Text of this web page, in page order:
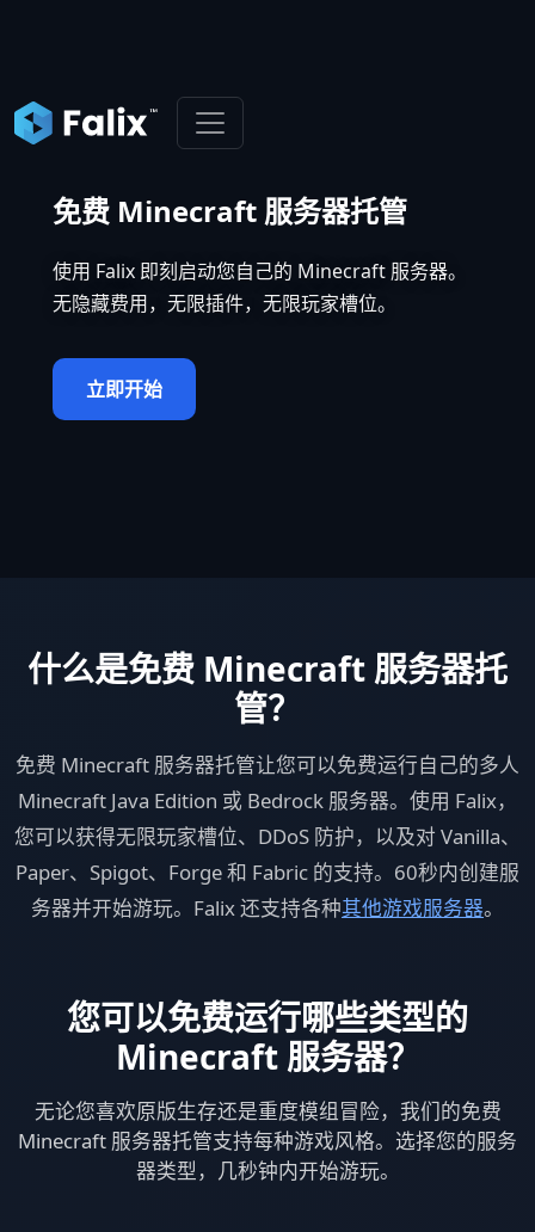
免费 Minecraft 服务器托管
使用 Falix 即刻启动您自己的 Minecraft 服务器。
无隐藏费用，无限插件，无限玩家槽位。
立即开始
什么是免费 Minecraft 服务器托
管？
免费 Minecraft 服务器托管让您可以免费运行自己的多人
Minecraft Java Edition 或 Bedrock 服务器。使用 Falix，
您可以获得无限玩家槽位、DDoS 防护，以及对 Vanilla、
Paper、Spigot、Forge 和 Fabric 的支持。60秒内创建服
务器并开始游玩。Falix 还支持各种其他游戏服务器。
您可以免费运行哪些类型的
Minecraft 服务器？
无论您喜欢原版生存还是重度模组冒险，我们的免费
Minecraft 服务器托管支持每种游戏风格。选择您的服务
器类型，几秒钟内开始游玩。